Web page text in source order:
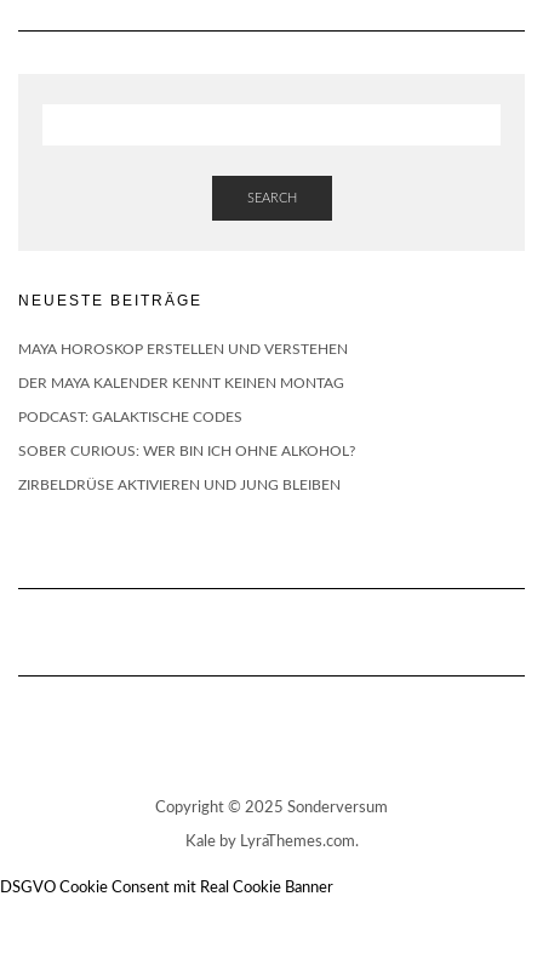
SEARCH
NEUESTE BEITRÄGE
MAYA HOROSKOP ERSTELLEN UND VERSTEHEN
DER MAYA KALENDER KENNT KEINEN MONTAG
PODCAST: GALAKTISCHE CODES
SOBER CURIOUS: WER BIN ICH OHNE ALKOHOL?
ZIRBELDRÜSE AKTIVIEREN UND JUNG BLEIBEN
Copyright © 2025 Sonderversum
Kaleby LyraThemes.com.
DSGVO Cookie Consent mit Real Cookie Banner